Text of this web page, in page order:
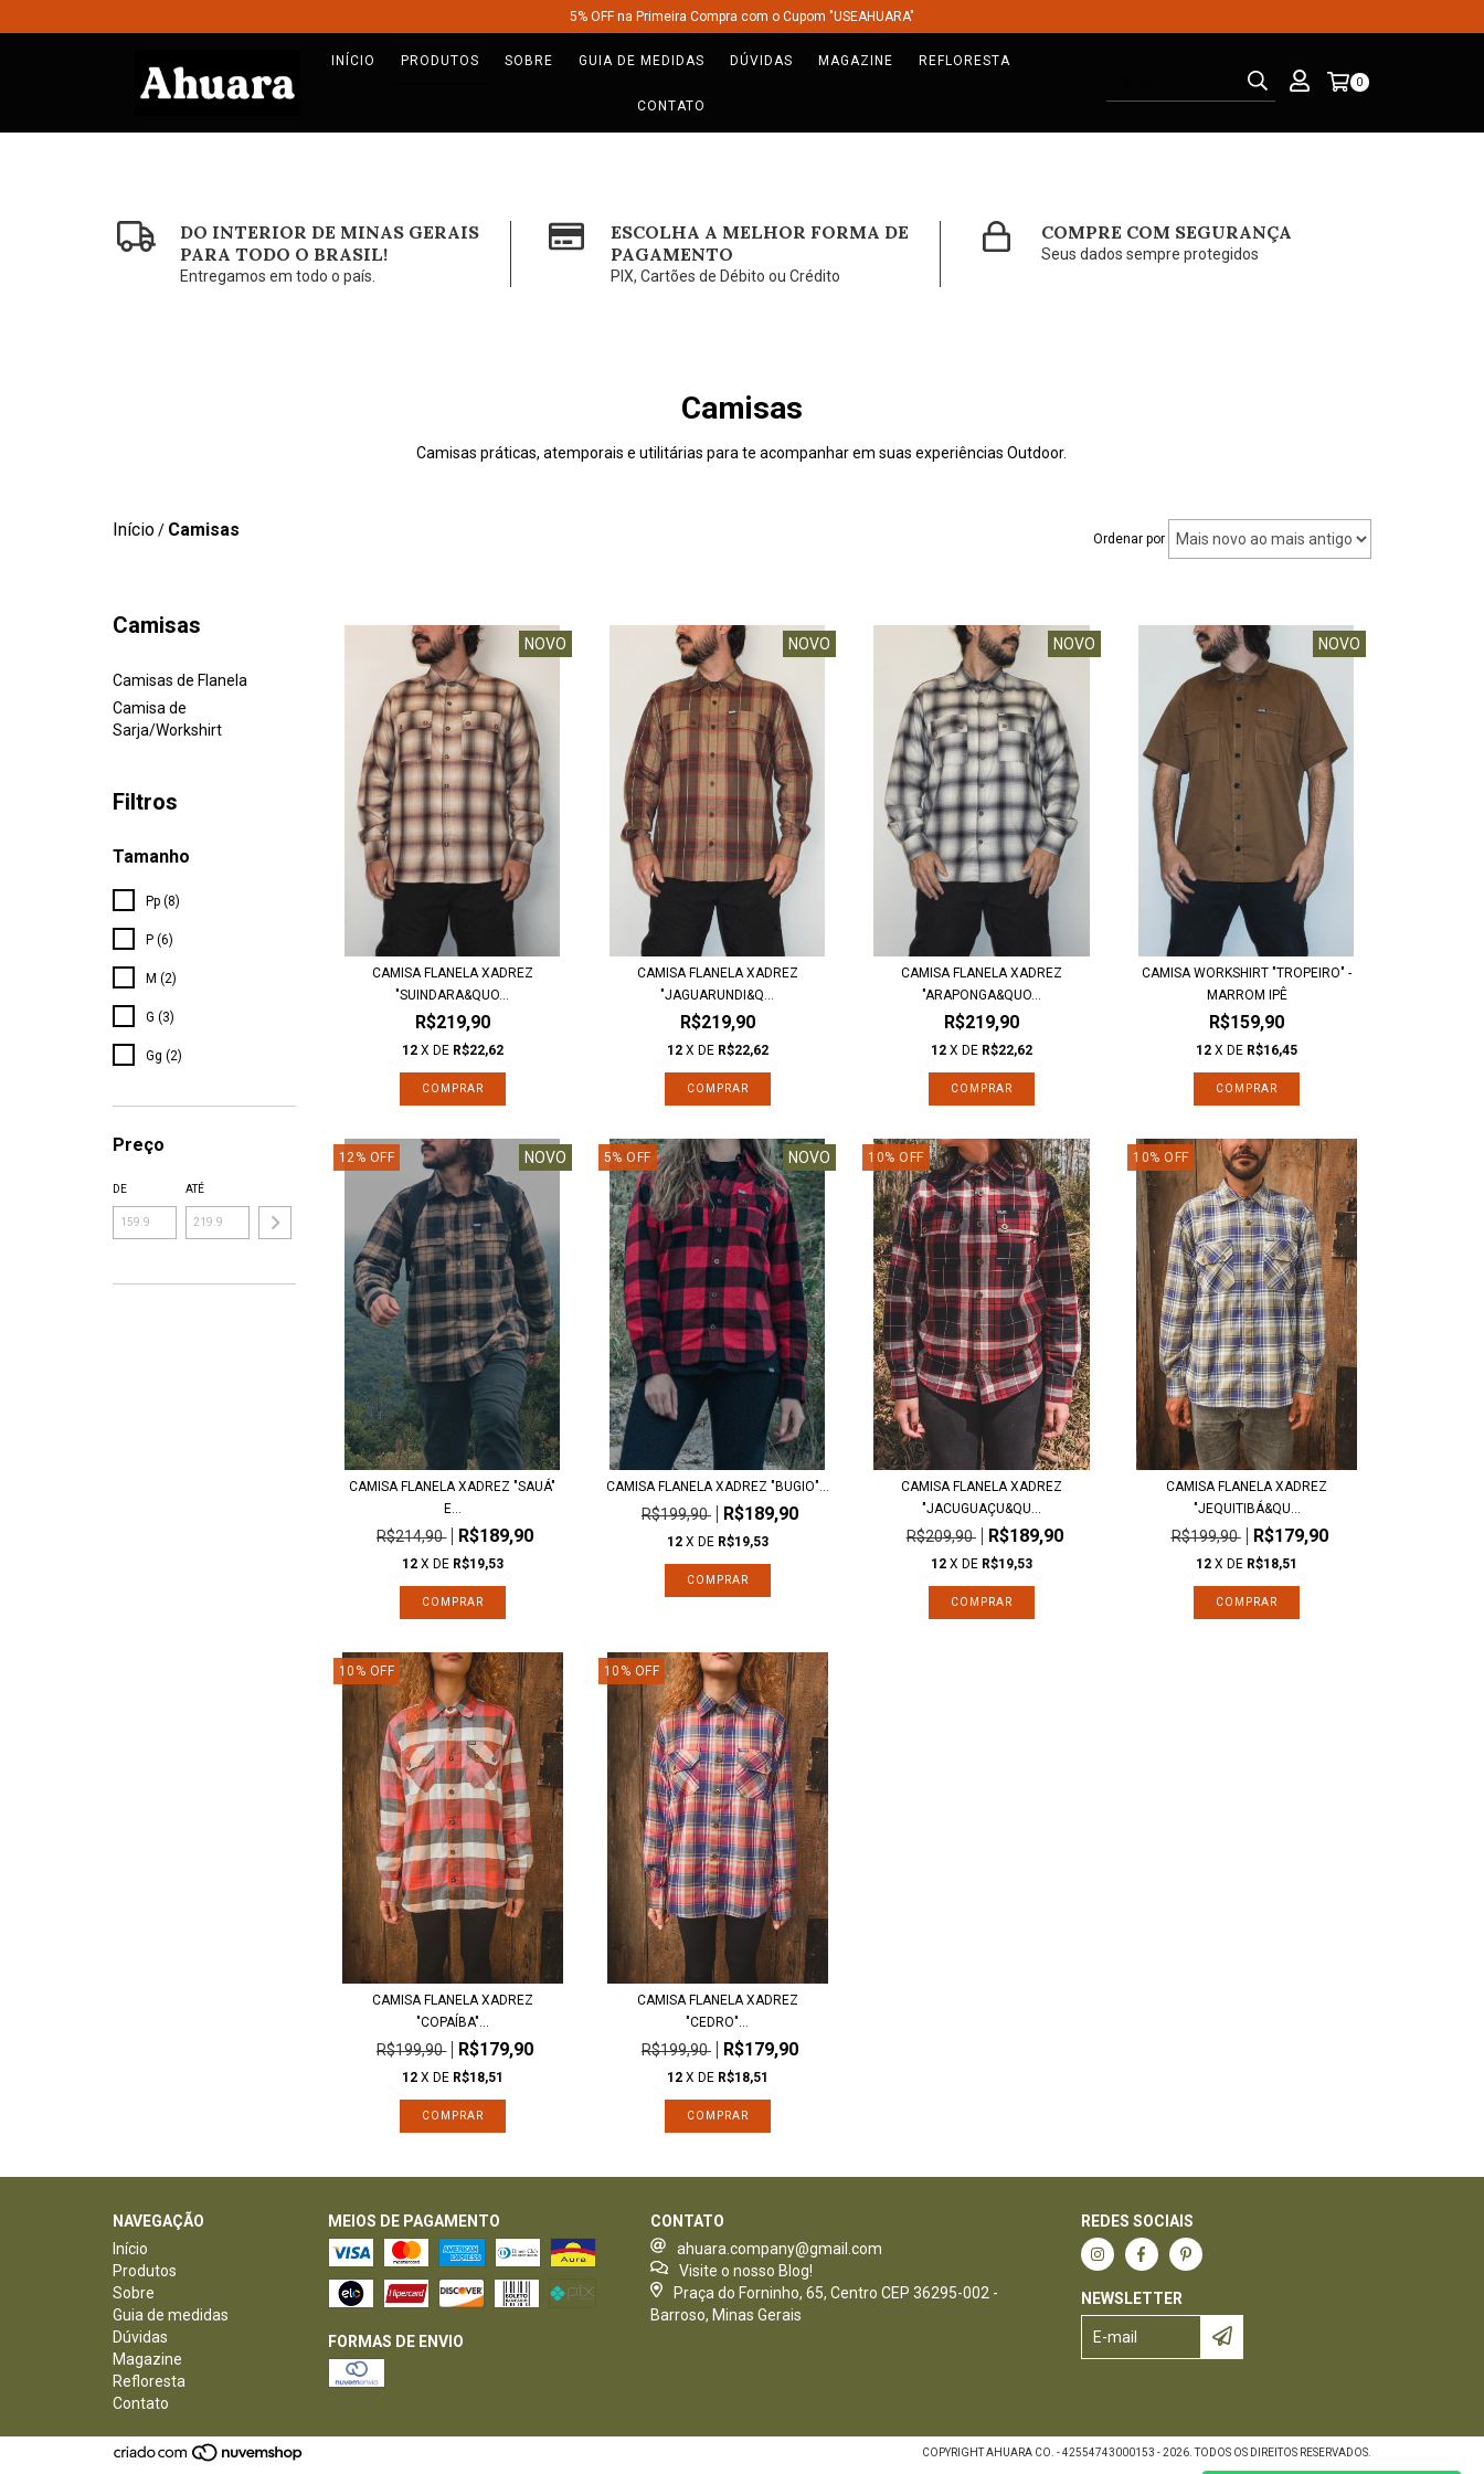
5% OFF na Primeira Compra com o Cupom "USEAHUARA"
INÍCIO PRODUTOS SOBRE GUIA DE MEDIDAS DÚVIDAS MAGAZINE REFLORESTA
CONTATO
0
DO INTERIOR DE MINAS GERAIS
PARA TODO O BRASIL!
Entregamos em todo o país.
ESCOLHA A MELHOR FORMA DE
PAGAMENTO
PIX, Cartões de Débito ou Crédito
COMPRE COM SEGURANÇA
Seus dados sempre protegidos
Camisas
Camisas práticas, atemporais e utilitárias para te acompanhar em suas experiências Outdoor.
Início/ Camisas Ordenar por
Camisas
Camisas de Flanela
Camisa de
Sarja/Workshirt
Filtros
Tamanho
Pp (8)
P (6)
M (2)
G (3)
Gg (2)
Preço
DE ATÉ
NOVO
CAMISA FLANELA XADREZ
"SUINDARA&QUO...
R$219,90
12 X DE R$22,62
COMPRAR
NOVO
CAMISA FLANELA XADREZ
"JAGUARUNDI&Q...
R$219,90
12 X DE R$22,62
COMPRAR
NOVO
CAMISA FLANELA XADREZ
"ARAPONGA&QUO...
R$219,90
12 X DE R$22,62
COMPRAR
NOVO
CAMISA WORKSHIRT "TROPEIRO" -
MARROM IPÊ
R$159,90
12 X DE R$16,45
COMPRAR
12% OFF NOVO
CAMISA FLANELA XADREZ "SAUÁ"
E...
R$214,90 R$189,90
12 X DE R$19,53
COMPRAR
5%OFF NOVO
CAMISA FLANELA XADREZ "BUGIO"...
R$199,90 R$189,90
12 X DE R$19,53
COMPRAR
10%OFF
CAMISA FLANELA XADREZ
"JACUGUAÇU&QU...
R$209,90 R$189,90
12 X DE R$19,53
COMPRAR
10%OFF
CAMISA FLANELA XADREZ
"JEQUITIBÁ&QU...
R$199,90 R$179,90
12 X DE R$18,51
COMPRAR
10 % OFF
CAMISA FLANELA XADREZ
"COPAÍBA"...
R$199,90 R$179,90
12 X DE R$18,51
COMPRAR
10 % OFF
CAMISA FLANELA XADREZ
"CEDRO"...
R$199,90 R$179,90
12 X DE R$18,51
COMPRAR
NAVEGAÇÃO
Início
Produtos
Sobre
Guia de medidas
Dúvidas
Magazine
Refloresta
Contato
MEIOS DE PAGAMENTO
FORMAS DE ENVIO
CONTATO
ahuara.company@gmail.com
Visite o nosso Blog!
Praça do Forninho, 65, Centro CEP 36295-002 -
Barroso, Minas Gerais
REDES SOCIAIS
NEWSLETTER
COPYRIGHT AHUARA CO. - 42554743000153 - 2026. TODOS OS DIREITOS RESERVADOS.